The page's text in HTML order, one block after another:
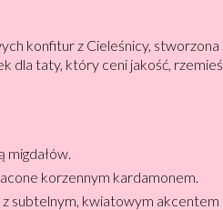
konfitur z Cieleśnicy, stworzona
dla taty, który ceni jakość,
migdałów.
korzennym kardamonem.
subtelnym, kwiatowym akcentem